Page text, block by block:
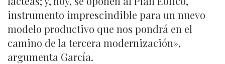
instrumento imprescindible para un nuevo
modelo productivo que nos pondrá en el
camino de la tercera modernización»,
argumenta García.